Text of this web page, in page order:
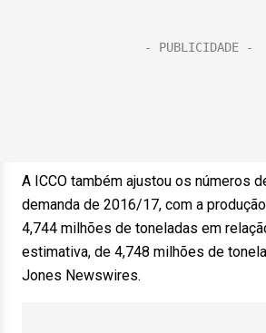
A ICCO também ajustou os números
demanda de 2016/17, com a
4,744 milhões de toneladas em
estimativa, de 4,748 milhões de
Jones Newswires.